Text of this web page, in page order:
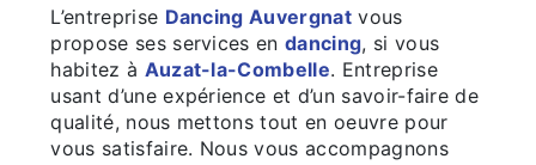
L’entreprise Dancing Auvergnatvous
propose ses services endancing, si vous
habitez à Auzat-la-Combelle. Entreprise
usant d’une expérience et d’un savoir-faire de
qualité, nous mettons tout en oeuvre pour
vous satisfaire. Nous vous accompagnons